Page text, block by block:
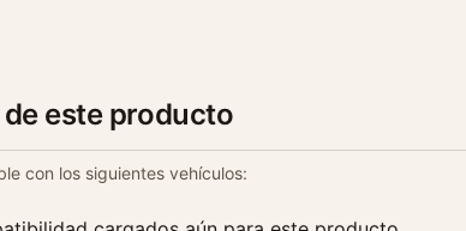
este producto
con los siguientes vehículos: